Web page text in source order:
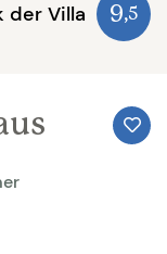
der Villa 9,5